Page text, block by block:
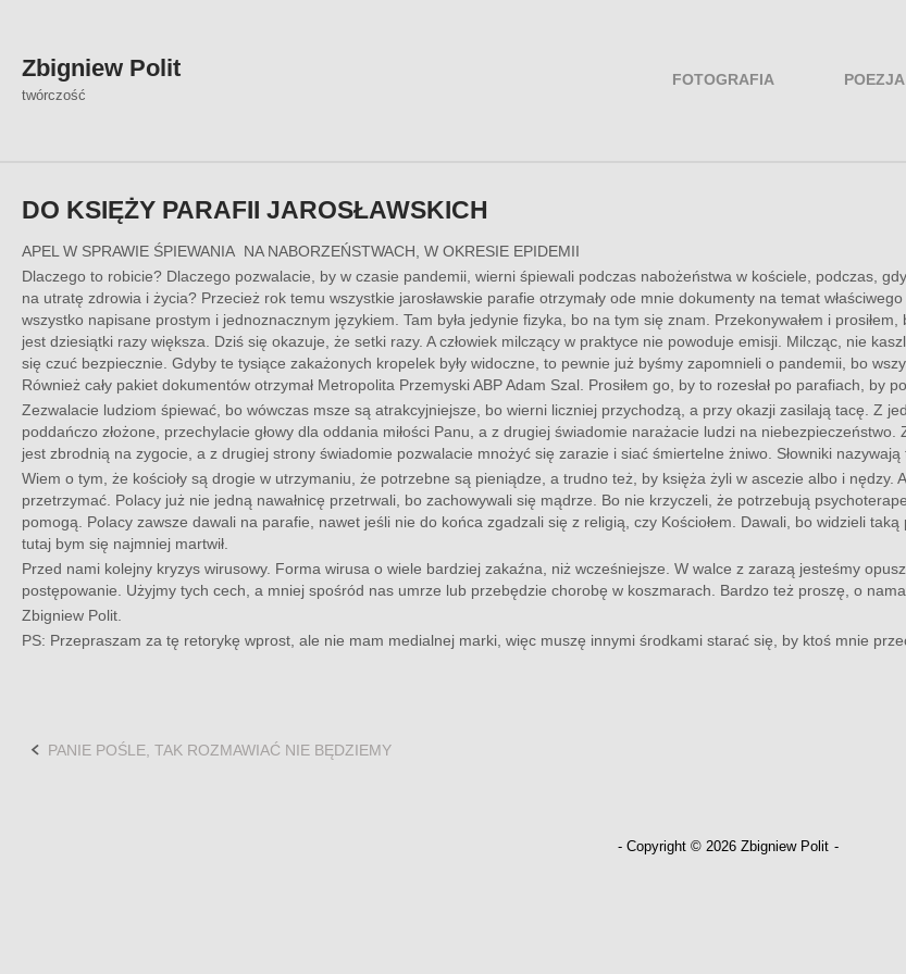
contentZbigniew Polit
twórczość
FOTOGRAFIA POEZJA
DO KSIĘŻY PARAFII JAROSŁAWSKICH
APEL W SPRAWIE ŚPIEWANIA NA NABORZEŃSTWACH, W OKRESIE EPIDEMII
Dlaczego to robicie? Dlaczego pozwalacie, by w czasie pandemii, wierni śpiewali podczas nabożeństwa w kościele, podczas,
na utratę zdrowia i życia? Przecież rok temu wszystkie jarosławskie parafie otrzymały ode mnie dokumenty na temat
wszystko napisane prostym i jednoznacznym językiem. Tam była jedynie fizyka, bo na tym się znam. Przekonywałem i
jest dziesiątki razy większa. Dziś się okazuje, że setki razy. A człowiek milczący w praktyce nie powoduje emisji. Milcząc, nie
się czuć bezpiecznie. Gdyby te tysiące zakażonych kropelek były widoczne, to pewnie już byśmy zapomnieli o pandemii, bo
Również cały pakiet dokumentów otrzymał Metropolita Przemyski ABP Adam Szal. Prosiłem go, by to rozesłał po parafiach, by
Zezwalacie ludziom śpiewać, bo wówczas msze są atrakcyjniejsze, bo wierni liczniej przychodzą, a przy okazji zasilają tacę. Z
poddańczo złożone, przechylacie głowy dla oddania miłości Panu, a z drugiej świadomie narażacie ludzi na
jest zbrodnią na zygocie, a z drugiej strony świadomie pozwalacie mnożyć się zarazie i siać śmiertelne żniwo. Słowniki
Wiem o tym, że kościoły są drogie w utrzymaniu, że potrzebne są pieniądze, a trudno też, by księża żyli w ascezie albo i
przetrzymać. Polacy już nie jedną nawałnicę przetrwali, bo zachowywali się mądrze. Bo nie krzyczeli, że potrzebują
pomogą. Polacy zawsze dawali na parafie, nawet jeśli nie do końca zgadzali się z religią, czy Kościołem. Dawali, bo widzieli
tutaj bym się najmniej martwił.
Przed nami kolejny kryzys wirusowy. Forma wirusa o wiele bardziej zakaźna, niż wcześniejsze. W walce z zarazą jesteśmy
postępowanie. Użyjmy tych cech, a mniej spośród nas umrze lub przebędzie chorobę w koszmarach. Bardzo też proszę, o
Zbigniew Polit.
PS: Przepraszam za tę retorykę wprost, ale nie mam medialnej marki, więc muszę innymi środkami starać się, by ktoś mnie
Post
PANIE POŚLE, TAK ROZMAWIAĆ NIE BĘDZIEMY
- Copyright © 2026 Zbigniew Polit